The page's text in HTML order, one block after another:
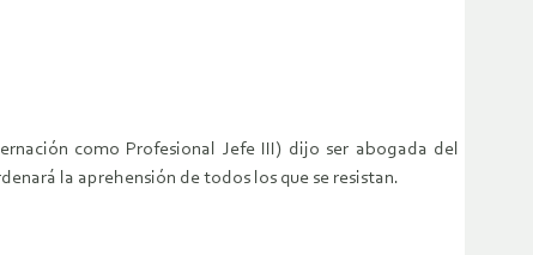
como Profesional Jefe III) dijo ser abogada del
la aprehensión de todos los que se resistan.